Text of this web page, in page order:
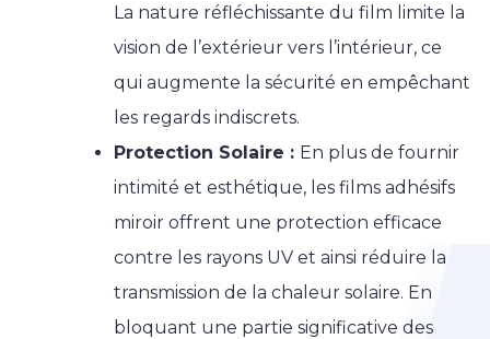
La nature réfléchissante du film limite la
vision de l’extérieur vers l’intérieur, ce
qui augmente la sécurité en empêchant
les regards indiscrets.
Protection Solaire : En plus de fournir
intimité et esthétique, les films adhésifs
miroir offrent une protection efficace
contre les rayons UV et ainsi réduire la
transmission de la chaleur solaire. En
bloquant une partie significative des